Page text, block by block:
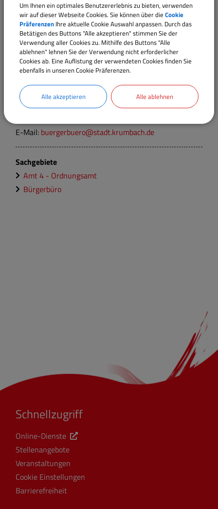
Ansprechpartner:
Bürgerbüro Ansprechpartner/in 2
Tel.:08282 902-12
E-Mail:buergerbuero@stadt.krumbach.de
Ansprechpartner:
Bürgerbüro Ansprechpartner/in 1
E-Mail: buergerbuero@stadt.krumbach.de
Sachgebiete
Amt 4 - Ordnungsamt
Bürgerbüro
Schnellzugriff
Online-Dienste
Stellenangebote
Veranstaltungen
Cookie Einstellungen
Barrierefreiheit
Um Ihnen ein optimales Benutzererlebnis zu bieten, verwenden
wir auf dieser Webseite Cookies. Sie können über die Cookie
Präferenzen Ihre aktuelle Cookie Auswahl anpassen. Durch das
Betätigen des Buttons "Alle akzeptieren" stimmen Sie der
Verwendung aller Cookies zu. Mithilfe des Buttons "Alle
ablehnen" lehnen Sie der Verwendung nicht erforderlicher
Cookies ab. Eine Auflistung der verwendeten Cookies finden Sie
ebenfalls in unseren Cookie Präferenzen.
Alle akzeptieren Alle ablehnen